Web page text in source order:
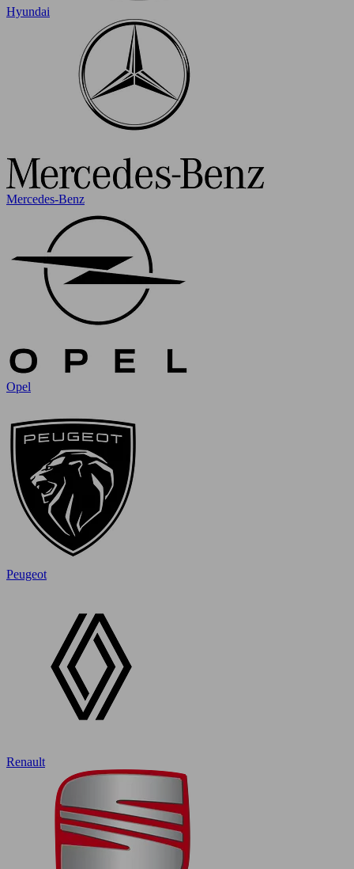
Hyundai
Mercedes-Benz
Opel
Peugeot
Renault